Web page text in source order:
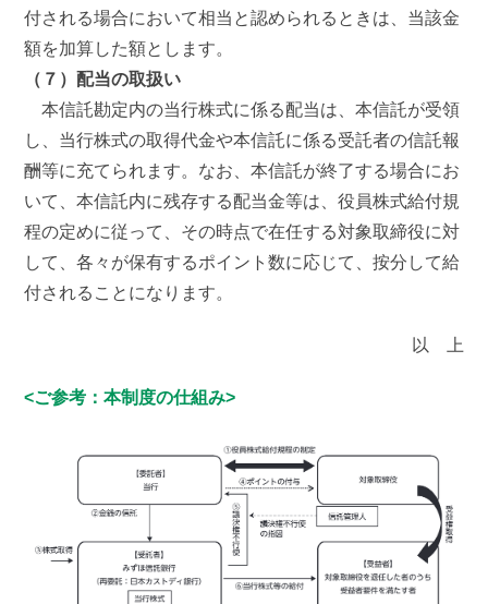
付される場合において相当と認められるときは、当該金
額を加算した額とします。
（７）配当の取扱い
本信託勘定内の当行株式に係る配当は、本信託が受領
し、当行株式の取得代金や本信託に係る受託者の信託報
酬等に充てられます。なお、本信託が終了する場合にお
いて、本信託内に残存する配当金等は、役員株式給付規
程の定めに従って、その時点で在任する対象取締役に対
して、各々が保有するポイント数に応じて、按分して給
付されることになります。
以 上
<ご参考：本制度の仕組み>